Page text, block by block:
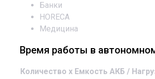
Банки
HORECA
Медицина
Время работы в
Количество х Емкость АКБ /